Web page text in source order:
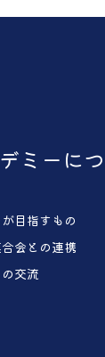
ミーに
目指すもの
会との連携
交流